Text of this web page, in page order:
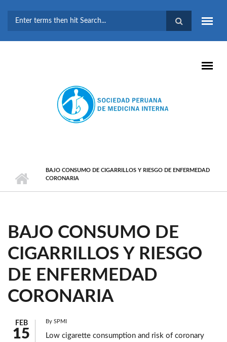
BÚSQUEDA
BAJO CONSUMO DE CIGARRILLOS Y RIESGO DE ENFERMEDAD
CORONARIA
BAJO CONSUMO DE
CIGARRILLOS Y RIESGO
DE ENFERMEDAD
CORONARIA
FEB
15
By SPMI
Low cigarette consumption and risk of coronary